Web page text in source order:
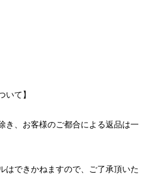
いて】
き、お客様のご都合による返品は一
はできかねますので、ご了承頂いた